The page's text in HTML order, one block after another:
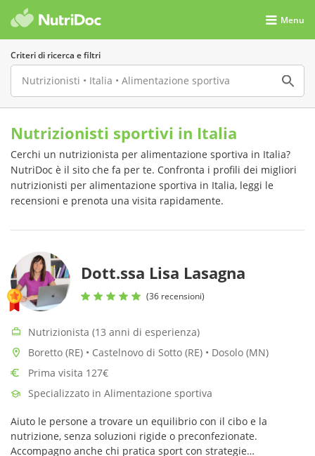
Menu
Criteri di ricerca e filtri
Nutrizionisti sportivi in Italia
Cerchi un nutrizionista per alimentazione sportiva in Italia?
NutriDoc è il sito che fa per te. Confronta i profili dei migliori
nutrizionisti per alimentazione sportiva in Italia, leggi le
recensioni e prenota una visita rapidamente.
Dott.ssa Lisa Lasagna
(36 recensioni)
Nutrizionista (13 anni di esperienza)
Boretto (RE) • Castelnovo di Sotto (RE) • Dosolo (MN)
Prima visita 127€
Specializzato in Alimentazione sportiva
Aiuto le persone a trovare un equilibrio con il cibo e la
nutrizione, senza soluzioni rigide o preconfezionate.
Accompagno anche chi pratica sport con strategie